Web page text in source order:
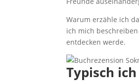
Warum erzähle ich
ich mich
entdecken werde.
Typisch ich